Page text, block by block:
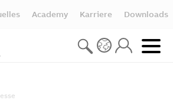
Academy Karriere Downloads